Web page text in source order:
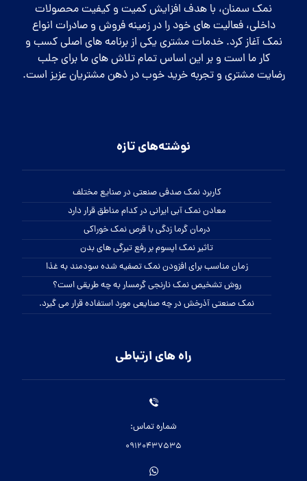
نمک سمنان، با هدف افزایش کمیت و کیفیت محصولات
داخلی، فعالیت های خود را در زمینه فروش و صادرات انواع
نمک آغاز کرد. خدمات مشتری یکی از برنامه های اصلی کسب و
کار ما است و بر این اساس تمام تلاش های ما برای جلب
رضایت مشتری و تجربه خرید خوب در ذهن مشتریان عزیز است.
نوشته‌های تازه
کاربرد نمک صدفی صنعتی در صنایع مختلف
معادن نمک آبی ایرانی در کدام مناطق قرار دارد
درمان گرما زدگی با قرص نمک خوراکی
تاثیر نمک اپسوم بر رفع تیرگی های بدن
زمان مناسب برای افزودن نمک تصفیه شده سودمند به غذا
روش تشخیص نمک نارنجی گرمسار به چه طریقی است؟
نمک صنعتی آذرخش در چه صنایعی مورد استفاده قرار می گیرد.
راه های ارتباطی
شماره تماس:
09120437535